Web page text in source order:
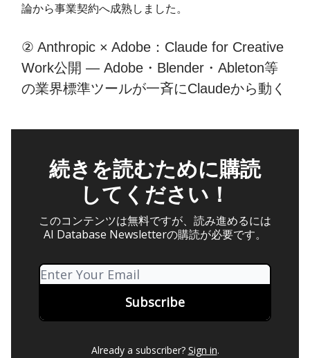
論から事業契約へ成熟しました。
② Anthropic × Adobe：Claude for Creative
Work公開 — Adobe・Blender・Ableton等
の業界標準ツールが一斉にClaudeから動く
続きを読むために購読
してください！
このコンテンツは無料ですが、読み進めるには
AI Database Newsletterの購読が必要です。
Already a subscriber? Sign in.